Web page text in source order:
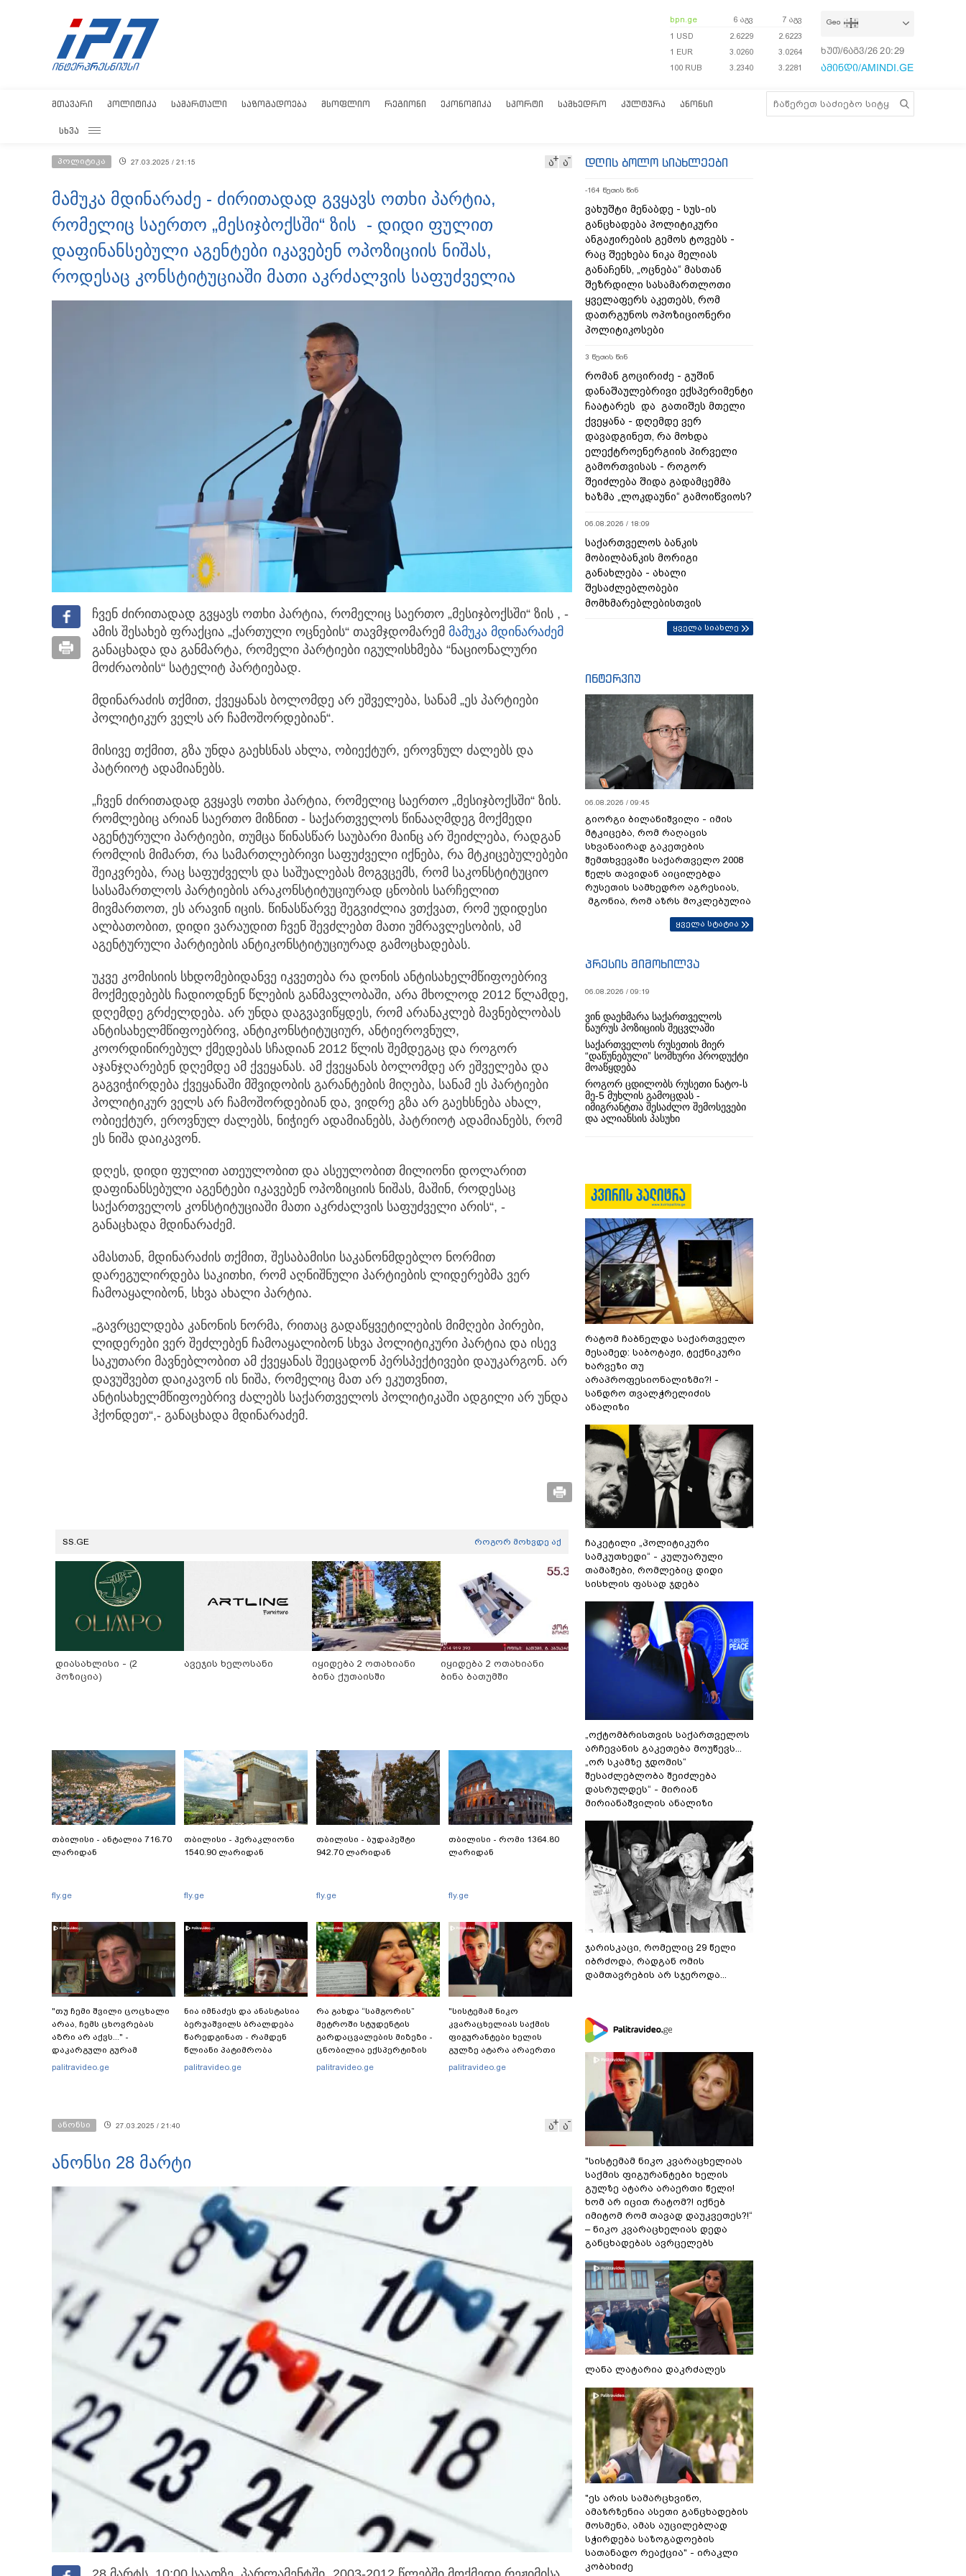
bpn.ge 6 აგვ
7 აგვ
1 USD
2.6229
2.6223
1 EUR
3.0260
3.0264
100 RUB
3.2340 3.2281
Geo
ხუთ/6აგვ/26 20:29:30
ამინდი/AMINDI.GE
ᲛᲗᲐᲕᲐᲠᲘ ᲞᲝᲚᲘᲢᲘᲙᲐ ᲡᲐᲛᲐᲠᲗᲐᲚᲘ ᲡᲐᲖᲝᲒᲐᲓᲝᲔᲑᲐ ᲛᲡᲝᲤᲚᲘᲝ ᲠᲔᲒᲘᲝᲜᲘ ᲔᲙᲝᲜᲝᲛᲘᲙᲐ ᲡᲞᲝᲠᲢᲘ ᲡᲐᲛᲮᲔᲓᲠᲝ ᲙᲣᲚᲢᲣᲠᲐ ᲐᲜᲝᲜᲡᲘ
ᲡᲮᲕᲐ
პოლიტიკა 27.03.2025 / 21:15 ა ა
მამუკა მდინარაძე - ძირითადად გვყავს ოთხი პარტია,
რომელიც საერთო „მესიჯბოქსში“ ზის - დიდი ფულით
დაფინანსებული აგენტები იკავებენ ოპოზიციის ნიშას,
როდესაც კონსტიტუციაში მათი აკრძალვის საფუძველია
ჩვენ ძირითადად გვყავს ოთხი პარტია, რომელიც საერთო „მესიჯბოქსში“ ზის , -
ამის შესახებ ფრაქცია „ქართული ოცნების“ თავმჯდომარემ მამუკა მდინარაძემ
განაცხადა და განმარტა, რომელი პარტიები იგულისხმება “ნაციონალური
მოძრაობის“ სატელიტ პარტიებად.
მდინარაძის თქმით, ქვეყანას ბოლომდე არ ეშველება, სანამ „ეს პარტიები
პოლიტიკურ ველს არ ჩამოშორდებიან“.
მისივე თქმით, გზა უნდა გაეხსნას ახლა, ობიექტურ, ეროვნულ ძალებს და
პატრიოტ ადამიანებს.
„ჩვენ ძირითადად გვყავს ოთხი პარტია, რომელიც საერთო „მესიჯბოქსში“ ზის.
რომლებიც არიან საერთო მიზნით - საქართველოს წინააღმდეგ მოქმედი
აგენტურული პარტიები, თუმცა წინასწარ საუბარი მაინც არ შეიძლება, რადგან
რომლის მიმართ, რა სამართლებრივი საფუძველი იქნება, რა მტკიცებულებები
შეიკვრება, რაც საფუძველს და საშუალებას მოგვცემს, რომ საკონსტიტუციო
სასამართლოს პარტიების არაკონსტიტუციურად ცნობის სარჩელით
მივმართოთ, ეს არავინ იცის. წინასწარვე შეგვიძლია ვთქვათ, რომ უდიდესი
ალბათობით, დიდი ვარაუდით ჩვენ შევძლებთ მათი უმრავლესობის, ამ
აგენტურული პარტიების ანტიკონსტიტუციურად გამოცხადებას.
უკვე კომისიის სხდომებიდანვე იკვეთება რა დონის ანტისახელმწიფოებრივ
მოქმედებებს ჩადიოდნენ წლების განმავლობაში, არა მხოლოდ 2012 წლამდე,
დღემდე გრძელდება. არ უნდა დაგვავიწყდეს, რომ არანაკლებ მავნებლობას
ანტისახელმწიფოებრივ, ანტიკონსტიტუციურ, ანტიეროვნულ,
კოორდინირებულ ქმედებას სჩადიან 2012 წლის შემდეგაც და როგორ
აჯანჯღარებენ დღემდე ამ ქვეყანას. ამ ქვეყანას ბოლომდე არ ეშველება და
გაგვიჭირდება ქვეყანაში მშვიდობის გარანტების მიღება, სანამ ეს პარტიები
პოლიტიკურ ველს არ ჩამოშორდებიან და, ვიდრე გზა არ გაეხსნება ახალ,
ობიექტურ, ეროვნულ ძალებს, ნიჭიერ ადამიანებს, პატრიოტ ადამიანებს, რომ
ეს ნიშა დაიკავონ.
დღეს, დიდი ფულით ათეულობით და ასეულობით მილიონი დოლარით
დაფინანსებული აგენტები იკავებენ ოპოზიციის ნიშას, მაშინ, როდესაც
საქართველოს კონსტიტუციაში მათი აკრძალვის საფუძველი არის“, -
განაცხადა მდინარაძემ.
ამასთან, მდინარაძის თქმით, შესაბამისი საკანონმდებლო ნორმით
დარეგულირდება საკითხი, რომ აღნიშნული პარტიების ლიდერებმა ვერ
ჩამოაყალიბონ, სხვა ახალი პარტია.
„გავრცელდება კანონის ნორმა, რითაც გადაწყვეტილების მიმღები პირები,
ლიდერები ვერ შეძლებენ ჩამოაყალიბონ სხვა პოლიტიკური პარტია და ისევ
საკუთარი მავნებლობით ამ ქვეყანას შეეცადონ პერსპექტივები დაუკარგონ. არ
დავუშვებთ დაიკავონ ის ნიშა, რომელიც მათ არ ეკუთვნით,
ანტისახელმწიფოებრივ ძალებს საქართველოს პოლიტიკაში ადგილი არ უნდა
ჰქონდეთ“,- განაცხადა მდინარაძემ.
SS.GE როგორ მოხვდე აქ
დიასახლისი - (2
პოზიცია)
ავეჯის ხელოსანი
იყიდება 2 ოთახიანი
ბინა ქუთაისში
იყიდება 2 ოთახიანი
ბინა ბათუმში
თბილისი - ანტალია 716.70
ლარიდან
fly.ge
თბილისი - ჰერაკლიონი
1540.90 ლარიდან
fly.ge
თბილისი - ბუდაპეშტი
942.70 ლარიდან
fly.ge
თბილისი - რომი 1364.80
ლარიდან
fly.ge
"თუ ჩემი შვილი ცოცხალი
არაა, ჩემს ცხოვრებას
აზრი არ აქვს..." -
დაკარგული გურამ
დადიანიძის დედის
palitravideo.ge
ნია იმნაძეს და ანასტასია
ბერუაშვილს ბრალდება
წარედგინათ - რამდენ
წლიანი პატიმრობა
ემუქრებათ
palitravideo.ge
რა გახდა “სამგორის”
მეტროში სტუდენტის
გარდაცვალების მიზეზი -
ცნობილია ექსპერტიზის
პასუხი
palitravideo.ge
"სისტემამ ნიკო
კვარაცხელიას საქმის
ფიგურანტები ხელის
გულზე ატარა არაერთი
წელი! ხომ არ იცით
palitravideo.ge
ანონსი 27.03.2025 / 21:40 ა ა
ანონსი 28 მარტი
დღის ბოლო სიახლეები
-164 წუთის წინ
ვახუშტი მენაბდე - სუს-ის
განცხადება პოლიტიკური
ანგაჟირების გემოს ტოვებს -
რაც შეეხება ნიკა მელიას
განაჩენს, „ოცნება“ მასთან
შეზრდილი სასამართლოთი
ყველაფერს აკეთებს, რომ
დათრგუნოს ოპოზიციონერი
პოლიტიკოსები
3 წუთის წინ
რომან გოცირიძე - გუშინ
დანაშაულებრივი ექსპერიმენტი
ჩაატარეს და გათიშეს მთელი
ქვეყანა - დღემდე ვერ
დავადგინეთ, რა მოხდა
ელექტროენერგიის პირველი
გამორთვისას - როგორ
შეიძლება შიდა გადამცემმა
ხაზმა „ლოკდაუნი“ გამოიწვიოს?
06.08.2026 / 18:09
საქართველოს ბანკის
მობილბანკის მორიგი
განახლება - ახალი
შესაძლებლობები
მომხმარებლებისთვის
ყველა სიახლე
ინტერვიუ
06.08.2026 / 09:45
გიორგი ბილანიშვილი - იმის
მტკიცება, რომ რაღაცის
სხვანაირად გაკეთების
შემთხვევაში საქართველო 2008
წელს თავიდან აიცილებდა
რუსეთის სამხედრო აგრესიას,
მგონია, რომ აზრს მოკლებულია
ყველა სტატია
პრესის მიმოხილვა
06.08.2026 / 09:19
ვინ დაეხმარა საქართველოს
ნაურუს პოზიციის შეცვლაში
საქართველოს რუსეთის მიერ
“დაწუნებული” სომხური პროდუქტი
მოაწყდება
როგორ ცდილობს რუსეთი ნატო-ს
მე-5 მუხლის გამოცდას -
იმიგრანტთა შესაძლო შემოსევები
და ალიანსის პასუხი
რატომ ჩაბნელდა საქართველო
მესამედ: საბოტაჟი, ტექნიკური
ხარვეზი თუ
არაპროფესიონალიზმი?! -
სანდრო თვალჭრელიძის
ანალიზი
ჩაკეტილი „პოლიტიკური
სამკუთხედი“ - კულუარული
თამაშები, რომლებიც დიდი
სისხლის ფასად ჯდება
„ოქტომბრისთვის საქართველოს
არჩევანის გაკეთება მოუწევს...
„ორ სკამზე ჯდომის“
შესაძლებლობა შეიძლება
დასრულდეს“ - მირიან
მირიანაშვილის ანალიზი
ჯარისკაცი, რომელიც 29 წელი
იბრძოდა, რადგან ომის
დამთავრების არ სჯეროდა...
"სისტემამ ნიკო კვარაცხელიას
საქმის ფიგურანტები ხელის
გულზე ატარა არაერთი წელი!
ხომ არ იცით რატომ?! იქნებ
იმიტომ რომ თავად დაუკვეთეს?!“
– ნიკო კვარაცხელიას დედა
განცხადებას ავრცელებს
ლანა ლატარია დაკრძალეს
"ეს არის სამარცხვინო,
ამაზრზენია ასეთი განცხადების
მოსმენა, ამას აუცილებლად
სჭირდება საზოგადოების
სათანადო რეაქცია" - ირაკლი
კობახიძე